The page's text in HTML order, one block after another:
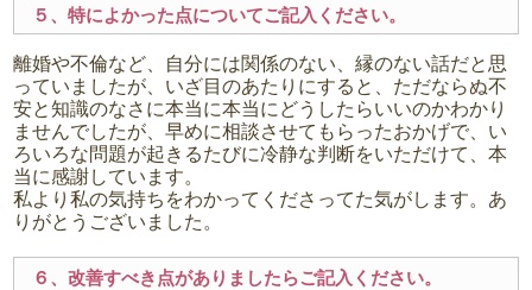
５、特によかった点についてご記入ください。
離婚や不倫など、自分には関係のない、縁のない話だと思
っていましたが、いざ目のあたりにすると、ただならぬ不
安と知識のなさに本当に本当にどうしたらいいのかわかり
ませんでしたが、早めに相談させてもらったおかげで、い
ろいろな問題が起きるたびに冷静な判断をいただけて、本
当に感謝しています。
私より私の気持ちをわかってくださってた気がします。あ
りがとうございました。
６、改善すべき点がありましたらご記入ください。